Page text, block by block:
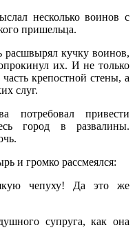
несколько воинов с
пришельца.
расшвырял кучку воинов,
их. И не только
крепостной стены, а
слуг.
потребовал привести
город в развалины.
и громко рассмеялся:
чепуху! Да это же
супруга, как она